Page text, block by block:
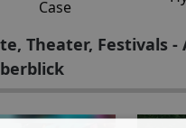
Case
Theater, Festivals